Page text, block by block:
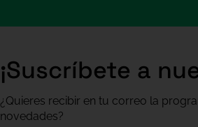
¡Suscríbete a
¿Quieres recibir en tu correo la
novedades?